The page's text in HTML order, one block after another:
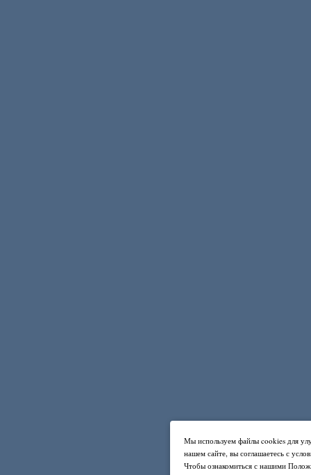
Мы используем файлы cookies для
нашем сайте, вы соглашаетесь с
Чтобы ознакомиться с нашими